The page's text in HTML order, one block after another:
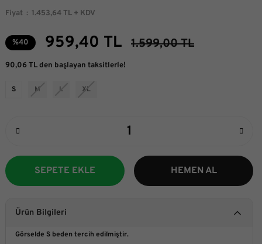
Fiyat
1.453,64 TL + KDV
%40 959,40 TL 1.599,00 TL
90,06 TL den başlayan taksitlerle!
S M L XL
SEPETE EKLE HEMEN AL
Ürün Bilgileri
Görselde S beden tercih edilmiştir.